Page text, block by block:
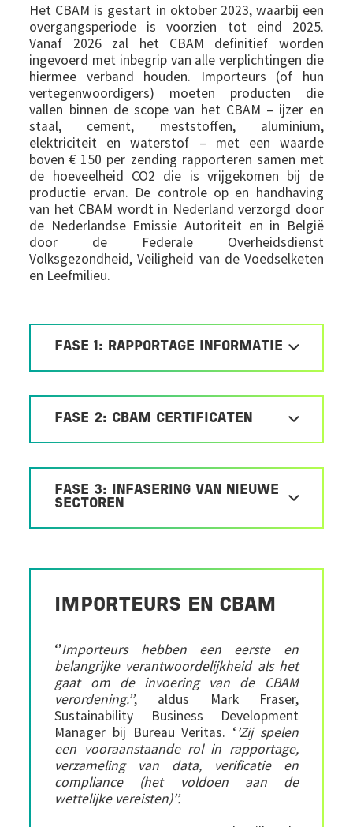
Het CBAM is gestart in oktober 2023, waarbij een
overgangsperiode is voorzien tot eind 2025.
Vanaf 2026 zal het CBAM definitief worden
ingevoerd met inbegrip van alle verplichtingen die
hiermee verband houden. Importeurs (of hun
vertegenwoordigers) moeten producten die
vallen binnen de scope van het CBAM – ijzer en
staal, cement, meststoffen, aluminium,
elektriciteit en waterstof – met een waarde
boven € 150 per zending rapporteren samen met
de hoeveelheid CO2 die is vrijgekomen bij de
productie ervan. De controle op en handhaving
van het CBAM wordt in Nederland verzorgd door
de Nederlandse Emissie Autoriteit en in België
door de Federale Overheidsdienst
Volksgezondheid, Veiligheid van de Voedselketen
en Leefmilieu.
FASE 1: RAPPORTAGE INFORMATIE
FASE 2: CBAM CERTIFICATEN
FASE 3: INFASERING VAN NIEUWE
SECTOREN
IMPORTEURS EN CBAM
‘’Importeurs hebben een eerste en
belangrijke verantwoordelijkheid als het
gaat om de invoering van de CBAM
verordening.’’, aldus Mark Fraser,
Sustainability Business Development
Manager bij Bureau Veritas. ‘’Zij spelen
een vooraanstaande rol in rapportage,
verzameling van data, verificatie en
compliance (het voldoen aan de
wettelijke vereisten)’’.